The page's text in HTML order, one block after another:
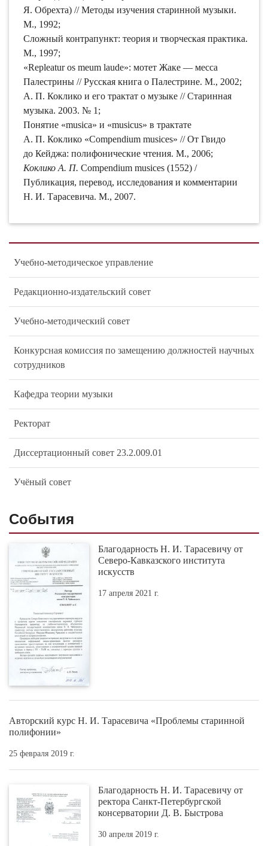
Учебно-методическое управление
Редакционно-издательский совет
Учебно-методический совет
Конкурсная комиссия по замещению должностей научных
сотрудников
Кафедра теории музыки
Ректорат
Диссертационный совет 23.2.009.01
Учёный совет
Я. Обрехта) // Методы изучения старинной музыки.
М., 1992;
Сложный контрапункт: теория и творческая практика.
М., 1997;
«Repleatur os meum laude»: мотет Жаке — месса
Палестрины // Русская книга о Палестрине. М., 2002;
А. П. Коклико и его трактат о музыке // Старинная
музыка. 2003. № 1;
Понятие «musica» и «musicus» в трактате
А. П. Коклико «Compendium musices» // От Гвидо
до Кейджа: полифонические чтения. М., 2006;
Коклико А. П. Compendium musices (1552) /
Публикация, перевод, исследования и комментарии
Н. И. Тарасевича. М., 2007.
События
Благодарность Н. И. Тарасевичу от
Северо-Кавказского института
искусств
17 апреля 2021 г.
Авторский курс Н. И. Тарасевича «Проблемы старинной
полифонии»
25 февраля 2019 г.
Благодарность Н. И. Тарасевичу от
ректора Санкт-Петербургской
консерватории Д. В. Быстрова
30 апреля 2019 г.